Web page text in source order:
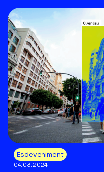
Esdeveniment
04.03.2024